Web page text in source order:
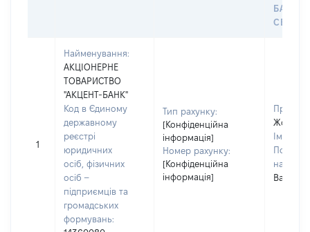
СЕЙФУ
1
Найменування:
АКЦІОНЕРНЕ
ТОВАРИСТВО
"АКЦЕНТ-БАНК"
Код в Єдиному
державному
реєстрі
юридичних
осіб, фізичних
осіб –
підприємців та
громадських
формувань:
Тип рахунку:
[Конфіденційна
інформація]
Номер рахунку:
[Конфіденційна
інформація]
Ім'я:
По